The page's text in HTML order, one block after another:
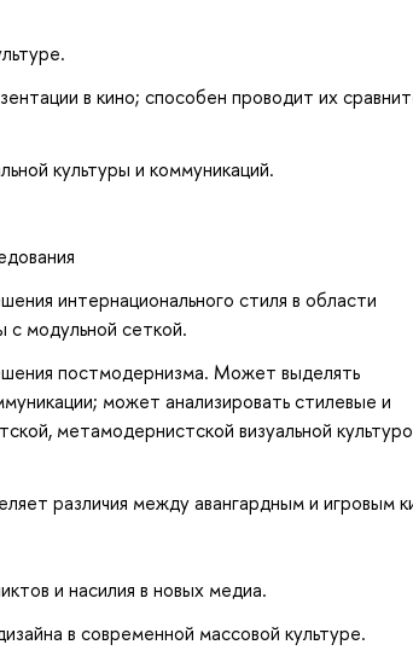
в кино; способен проводит их
культуры и коммуникаций.
интернационального стиля в области
с модульной сеткой.
постмодернизма. Может выделять
может анализировать стилевые и
метамодернистской визуальной
различия между авангардным и игровым
и насилия в новых медиа.
в современной массовой культуре.